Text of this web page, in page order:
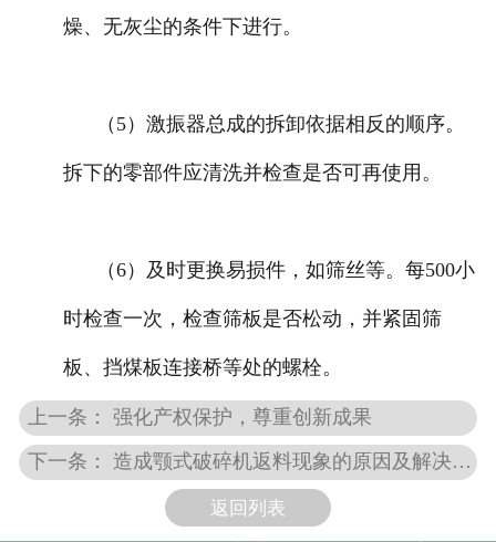
燥、无灰尘的条件下进行。
（5）激振器总成的拆卸依据相反的顺序。
拆下的零部件应清洗并检查是否可再使用。
（6）及时更换易损件，如筛丝等。每500小
时检查一次，检查筛板是否松动，并紧固筛
板、挡煤板连接桥等处的螺栓。
上一条： 强化产权保护，尊重创新成果
下一条： 造成颚式破碎机返料现象的原因及解决方法
返回列表